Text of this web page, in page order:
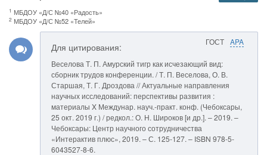
1 МБДОУ «Д/С №40 «Радость»
2 МБДОУ «Д/С №52 «Телей»
ГОСТ APA
Для цитирования:
Веселова Т. П. Амурский тигр как исчезающий вид:
сборник трудов конференции. / Т. П. Веселова, О. В.
Старшая, Т. Г. Дроздова // Актуальные направления
научных исследований: перспективы развития :
материалы X Междунар. науч.-практ. конф. (Чебоксары,
25 окт. 2019 г.) / редкол.: О. Н. Широков [и др.]. – 2019. –
Чебоксары: Центр научного сотрудничества
«Интерактив плюс», 2019. – С. 125-127. – ISBN 978-5-
6043527-8-6.